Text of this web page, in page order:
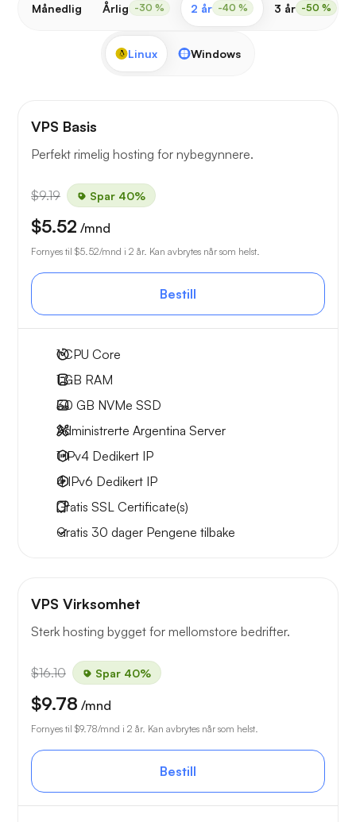
Månedlig Årlig -30 % 2 år -40 % 3 år -50 %
Linux Windows
VPS Basis
Perfekt rimelig hosting for nybegynnere.
$9.19 Spar 40%
$5.52 /mnd
Fornyes til $5.52/mnd i 2 år. Kan avbrytes når som helst.
Bestill
1CPU Core
1 GB RAM
30 GB NVMe SSD
Administrerte Argentina Server
1 IPv4 Dedikert IP
4 IPv6 Dedikert IP
Gratis SSL Certificate(s)
Gratis 30 dager Pengene tilbake
VPS Virksomhet
Sterk hosting bygget for mellomstore bedrifter.
$16.10 Spar 40%
$9.78 /mnd
Fornyes til $9.78/mnd i 2 år. Kan avbrytes når som helst.
Bestill